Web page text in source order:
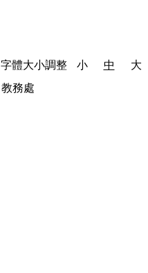
字體大小調整 小 中
大
教務處